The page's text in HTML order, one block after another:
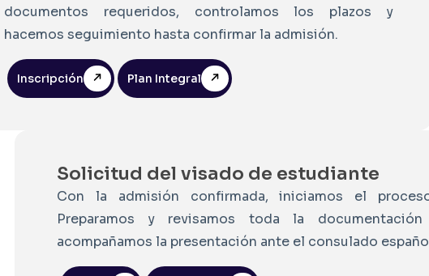
documentos requeridos, controlamos los plazos y
hacemos seguimiento hasta confirmar la admisión.
Inscripción Plan Integral
Solicitud del visado de estudiante
Con la admisión confirmada, iniciamos el
Preparamos y revisamos toda la
acompañamos la presentación ante el consulado